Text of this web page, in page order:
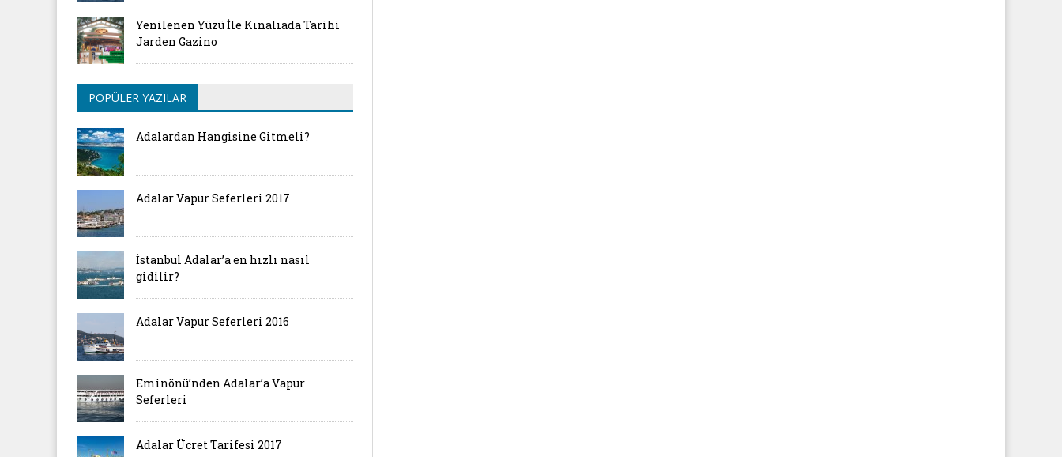
Yenilenen Yüzü İle Kınalıada Tarihi
Jarden Gazino
POPÜLER YAZILAR
Adalardan Hangisine Gitmeli?
Adalar Vapur Seferleri 2017
İstanbul Adalar’a en hızlı nasıl
gidilir?
Adalar Vapur Seferleri 2016
Eminönü’nden Adalar’a Vapur
Seferleri
Adalar Ücret Tarifesi 2017